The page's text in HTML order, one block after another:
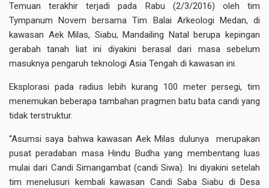
Temuan terakhir terjadi pada Rabu (2/3/2016) oleh tim
Tympanum Novem bersama Tim Balai Arkeologi Medan, di
kawasan Aek Milas, Siabu, Mandailing Natal berupa kepingan
gerabah tanah liat ini diyakini berasal dari masa sebelum
masuknya pengaruh teknologi Asia Tengah di kawasan ini.
Eksplorasi pada radius lebih kurang 100 meter persegi, tim
menemukan beberapa tambahan pragmen batu bata candi yang
tidak terstruktur.
“Asumsi saya bahwa kawasan Aek Milas dulunya merupakan
pusat peradaban masa Hindu Budha yang membentang luas
mulai dari Candi Simangambat (candi Siwa). Ini diyakini setelah
tim menelusuri kembali kawasan Candi Saba Siabu di Desa